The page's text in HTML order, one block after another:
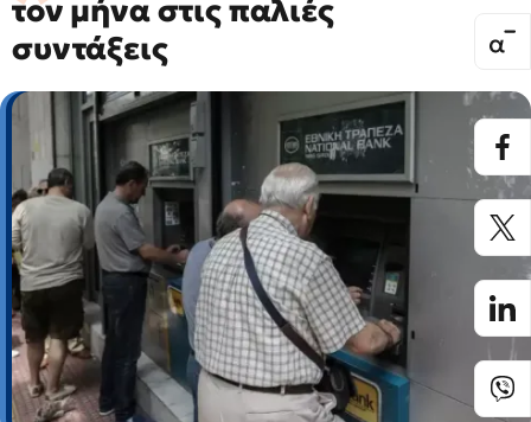
τον μήνα στις παλιές
συντάξεις